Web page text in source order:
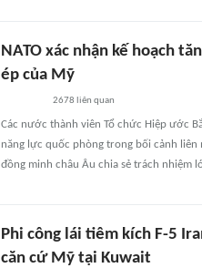
NATO xác nhận kế hoạch
ép của Mỹ
2678 liên quan
Các nước thành viên Tổ chức Hiệp ước
năng lực quốc phòng trong bối cảnh
đồng minh châu Âu chia sẻ trách nhiệm
Phi công lái tiêm kích F-5
căn cứ Mỹ tại Kuwait